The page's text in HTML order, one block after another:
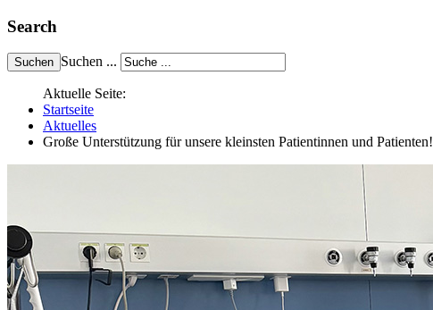
Search
Suchen ...
Aktuelle Seite:
Startseite
Aktuelles
Große Unterstützung für unsere kleinsten Patientinnen und Patienten!